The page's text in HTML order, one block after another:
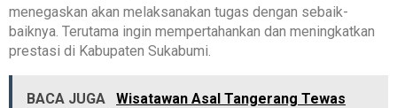
menegaskan akan melaksanakan tugas dengan sebaik-
baiknya. Terutama ingin mempertahankan dan meningkatkan
prestasi di Kabupaten Sukabumi.
BACA JUGA
Wisatawan Asal Tangerang Tewas